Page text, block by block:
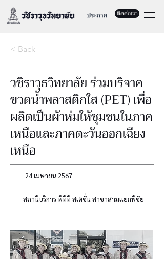
ติดต่อเรา
< Back
วชิราวุธวิทยาลัย ร่วมบริจาค
ขวดน้ำพลาสติกใส (PET) เพื่อ
ผลิตเป็นผ้าห่มให้ชุมชนในภาค
เหนือและภาคตะวันออกเฉียง
เหนือ
24 เมษายน 2567
สถานีบริการ พีทีที สเตชั่น สาขาสามแยกพิชัย